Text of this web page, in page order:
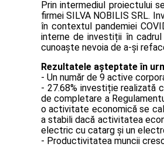
Prin intermediul proiectului
firmei SILVA NOBILIS SRL.
în contextul pandemiei
interne de investiții în
cunoaște nevoia de a-și
Rezultatele așteptate în
- Un număr de 9 active
- 27.68% investiție realizată
de completare a
o activitate economică se
a stabili dacă activitatea
electric cu catarg și un
- Productivitatea muncii